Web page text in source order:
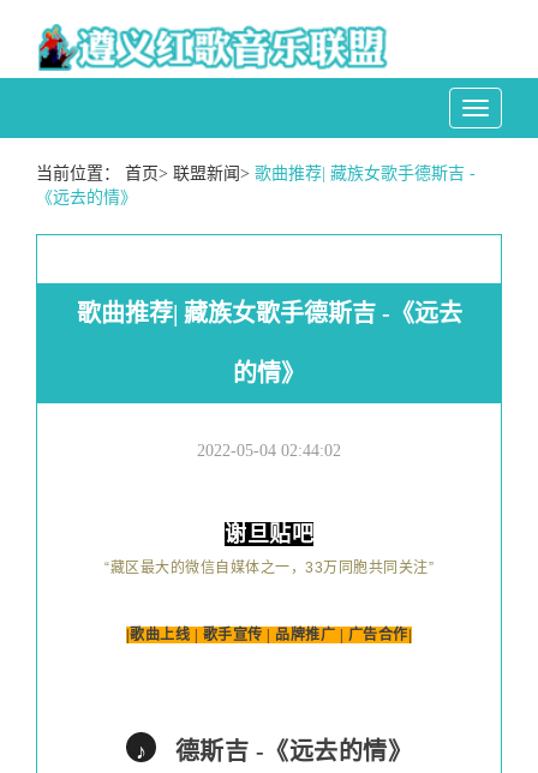
Toggle
当前位置： 首页> 联盟新闻 > 歌曲推荐| 藏族女歌手德斯吉 -
《远去的情》
歌曲推荐| 藏族女歌手德斯吉 -《远去
的情》
2022-05-04 02:44:02
谢旦贴吧
“藏区最大的微信自媒体之一，33万同胞共同关注”
|歌曲上线 | 歌手宣传 | 品牌推广 | 广告合作
♪ 德斯吉 -《远去的情》